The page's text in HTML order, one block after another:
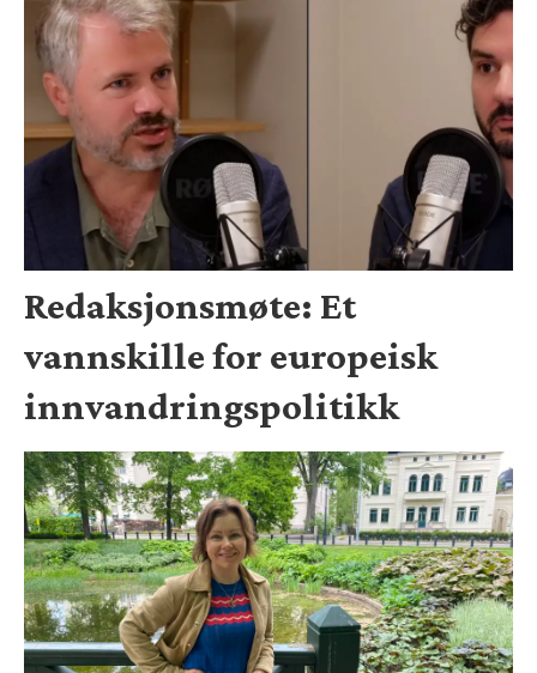
Redaksjonsmøte: Et
vannskille for europeisk
innvandringspolitikk